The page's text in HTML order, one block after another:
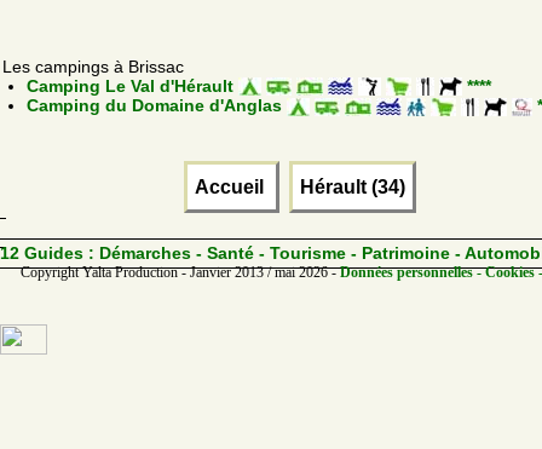
Les campings à Brissac
Camping Le Val d'Hérault
****
Camping du Domaine d'Anglas
Accueil Hérault (34)
12 Guides : Démarches - Santé - Tourisme - Patrimoine -
Copyright Yalta Production - Janvier 2013 / mai 2026 -Données personnelles - Cookies